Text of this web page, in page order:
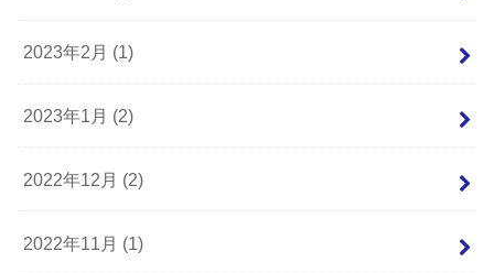
2023年2月 (1)
2023年1月 (2)
2022年12月 (2)
2022年11月 (1)